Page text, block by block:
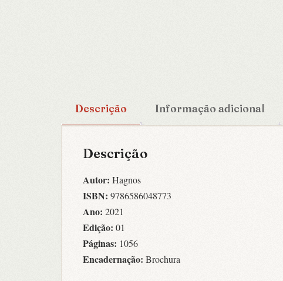
Descrição Informação adicional
Descrição
Autor: Hagnos
ISBN: 9786586048773
Ano: 2021
Edição: 01
Páginas: 1056
Encadernação: Brochura